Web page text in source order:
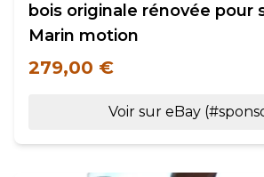
bois originale rénovée pour
Marin motion
279,00 €
Voir sur eBay